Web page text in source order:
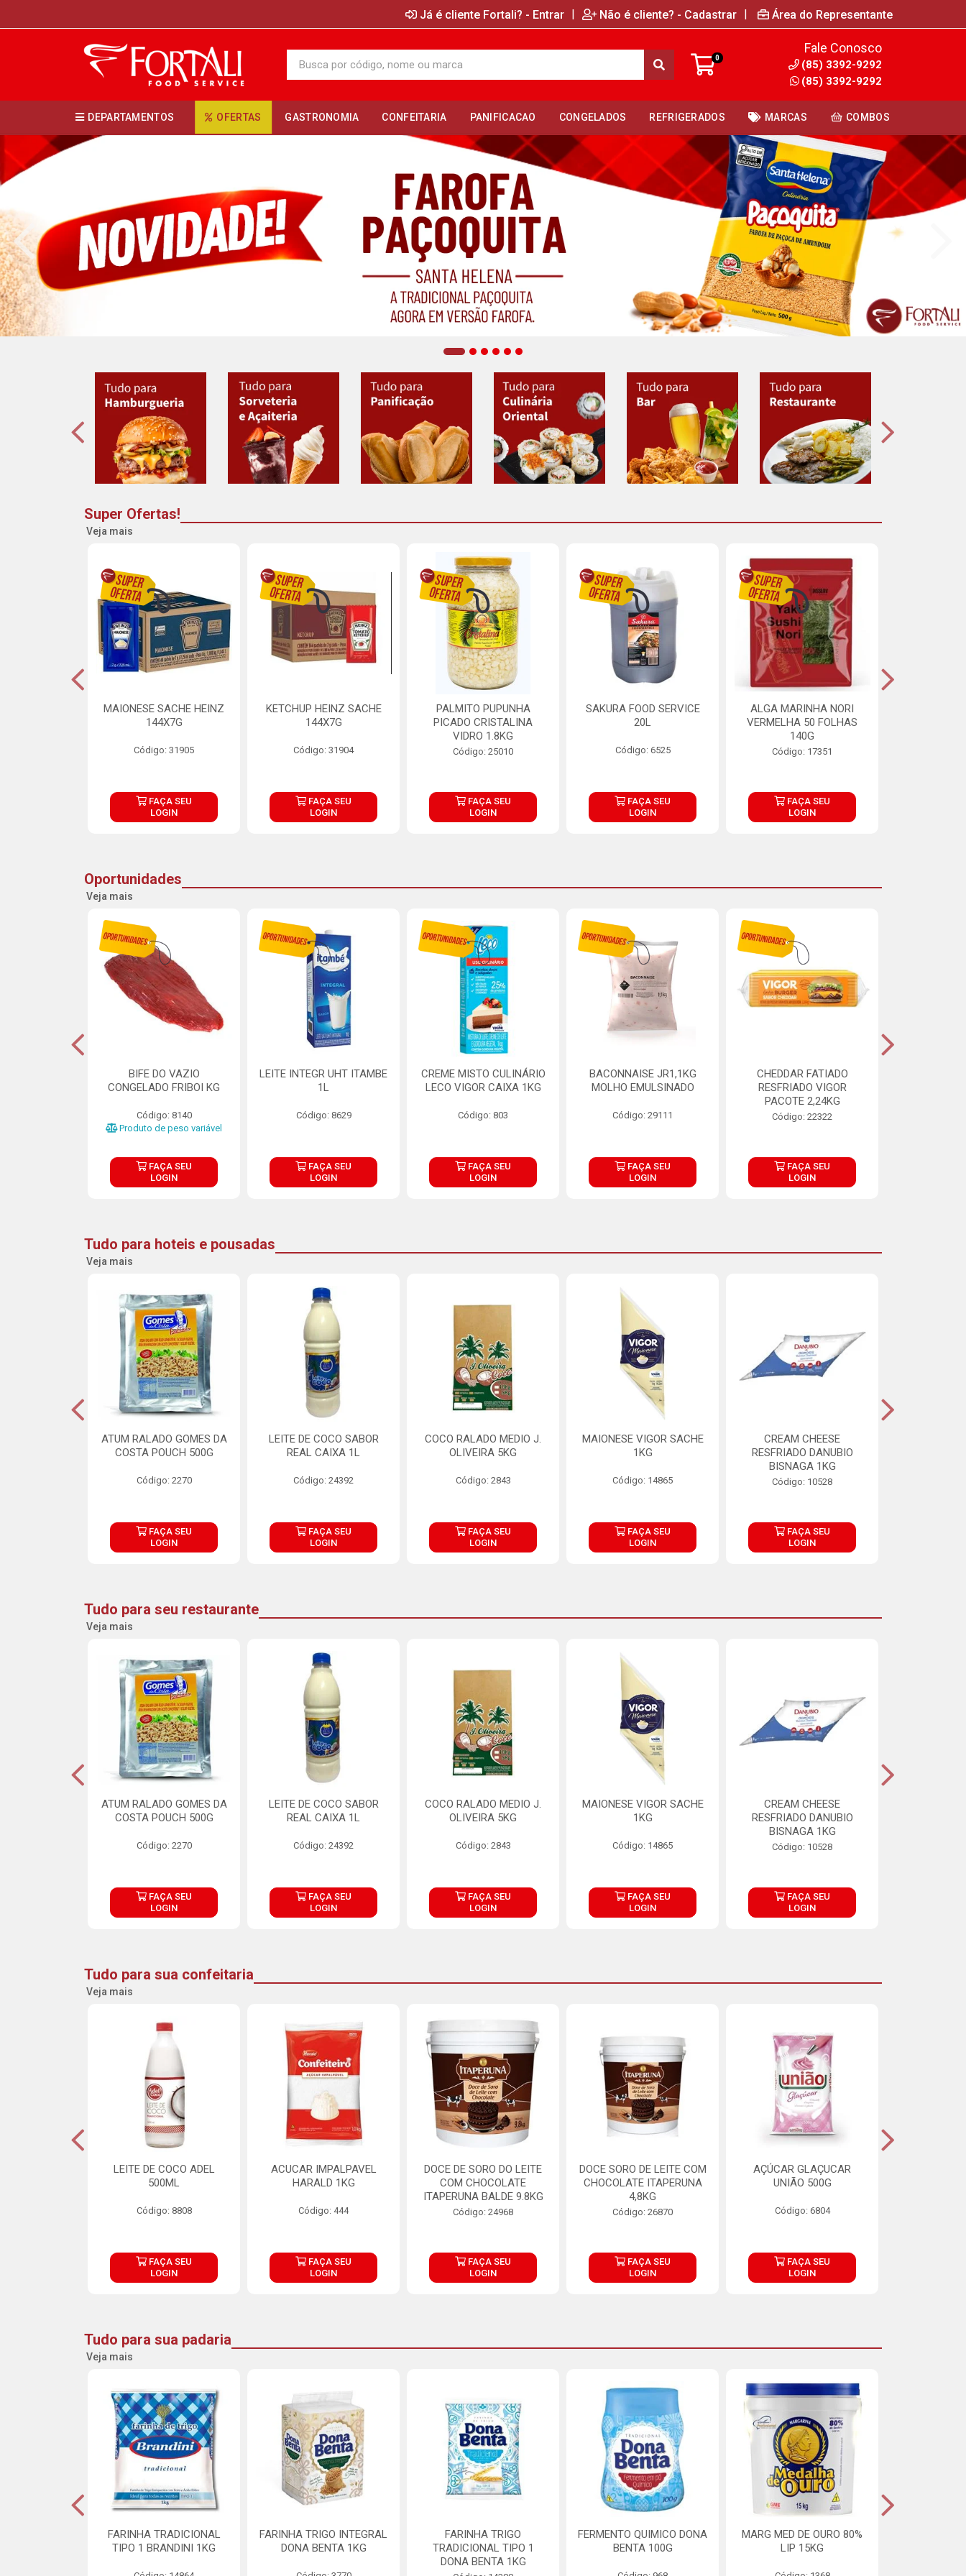
Já é cliente Fortali? - Entrar | Não é cliente? - Cadastrar | Área do Representante
0
Fale Conosco
(85) 3392-9292
(85) 3392-9292
DEPARTAMENTOS OFERTAS GASTRONOMIA CONFEITARIA PANIFICACAO CONGELADOS REFRIGERADOS MARCAS COMBOS
Super Ofertas!
Veja mais
MAIONESE SACHE HEINZ
144X7G
Código: 31905
FAÇA SEU
LOGIN
KETCHUP HEINZ SACHE
144X7G
Código: 31904
FAÇA SEU
LOGIN
PALMITO PUPUNHA
PICADO CRISTALINA
VIDRO 1.8KG
Código: 25010
FAÇA SEU
LOGIN
SAKURA FOOD SERVICE
20L
Código: 6525
FAÇA SEU
LOGIN
ALGA MARINHA NORI
VERMELHA 50 FOLHAS
140G
Código: 17351
FAÇA SEU
LOGIN
Oportunidades
Veja mais
BIFE DO VAZIO
CONGELADO FRIBOI KG
Código: 8140
Produto de peso variável
FAÇA SEU
LOGIN
LEITE INTEGR UHT ITAMBE
1L
Código: 8629
FAÇA SEU
LOGIN
CREME MISTO CULINÁRIO
LECO VIGOR CAIXA 1KG
Código: 803
FAÇA SEU
LOGIN
BACONNAISE JR1,1KG
MOLHO EMULSINADO
Código: 29111
FAÇA SEU
LOGIN
CHEDDAR FATIADO
RESFRIADO VIGOR
PACOTE 2,24KG
Código: 22322
FAÇA SEU
LOGIN
Tudo para hoteis e pousadas
Veja mais
ATUM RALADO GOMES DA
COSTA POUCH 500G
Código: 2270
FAÇA SEU
LOGIN
LEITE DE COCO SABOR
REAL CAIXA 1L
Código: 24392
FAÇA SEU
LOGIN
COCO RALADO MEDIO J.
OLIVEIRA 5KG
Código: 2843
FAÇA SEU
LOGIN
MAIONESE VIGOR SACHE
1KG
Código: 14865
FAÇA SEU
LOGIN
CREAM CHEESE
RESFRIADO DANUBIO
BISNAGA 1KG
Código: 10528
FAÇA SEU
LOGIN
Tudo para seu restaurante
Veja mais
ATUM RALADO GOMES DA
COSTA POUCH 500G
Código: 2270
FAÇA SEU
LOGIN
LEITE DE COCO SABOR
REAL CAIXA 1L
Código: 24392
FAÇA SEU
LOGIN
COCO RALADO MEDIO J.
OLIVEIRA 5KG
Código: 2843
FAÇA SEU
LOGIN
MAIONESE VIGOR SACHE
1KG
Código: 14865
FAÇA SEU
LOGIN
CREAM CHEESE
RESFRIADO DANUBIO
BISNAGA 1KG
Código: 10528
FAÇA SEU
LOGIN
Tudo para sua confeitaria
Veja mais
LEITE DE COCO ADEL
500ML
Código: 8808
FAÇA SEU
LOGIN
ACUCAR IMPALPAVEL
HARALD 1KG
Código: 444
FAÇA SEU
LOGIN
DOCE DE SORO DO LEITE
COM CHOCOLATE
ITAPERUNA BALDE 9.8KG
Código: 24968
FAÇA SEU
LOGIN
DOCE SORO DE LEITE COM
CHOCOLATE ITAPERUNA
4,8KG
Código: 26870
FAÇA SEU
LOGIN
AÇÚCAR GLAÇUCAR
UNIÃO 500G
Código: 6804
FAÇA SEU
LOGIN
Tudo para sua padaria
Veja mais
FARINHA TRADICIONAL
TIPO 1 BRANDINI 1KG
FARINHA TRIGO INTEGRAL
DONA BENTA 1KG
FARINHA TRIGO
TRADICIONAL TIPO 1
DONA BENTA 1KG
FERMENTO QUIMICO DONA
BENTA 100G
MARG MED DE OURO 80%
LIP 15KG